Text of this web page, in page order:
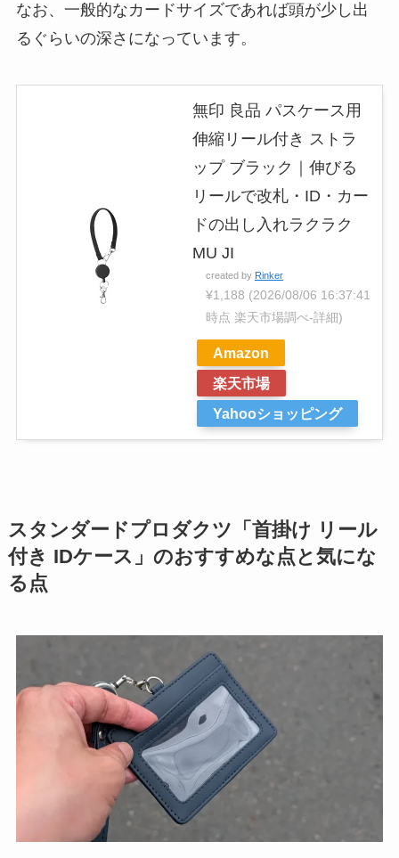
なお、一般的なカードサイズであれば頭が少し出
るぐらいの深さになっています。
無印 良品 パスケース用
伸縮リール付き ストラ
ップ ブラック｜伸びる
リールで改札・ID・カー
ドの出し入れラクラク
MU JI
created by Rinker
¥1,188 (2026/08/06 16:37:41
時点 楽天市場調べ-詳細)
Amazon
楽天市場
Yahooショッピング
スタンダードプロダクツ「首掛け リール
付き IDケース」のおすすめな点と気にな
る点